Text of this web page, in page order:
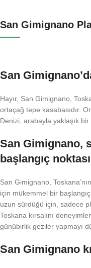
San Gimignano
San
Hayır, San Gimignano,
ortaçağ tepe kasabasıdır.
Denizi, arabayla yaklaşık
San Gimignano,
başlangıç
San Gimignano,
için mükemmel bir
uzun sürdüğü için, sadece
Toskana kırsalını
günübirlik geziler yapmayı
San Gimignano